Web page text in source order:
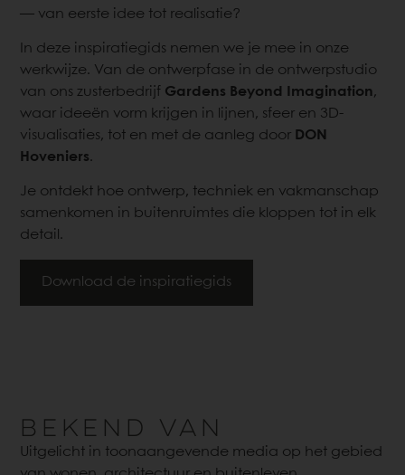
— van eerste idee tot realisatie?
In deze inspiratiegids nemen we je mee in onze
werkwijze. Van de ontwerpfase in de ontwerpstudio
van ons zusterbedrijf Gardens Beyond Imagination ,
waar ideeën vorm krijgen in lijnen, sfeer en 3D-
visualisaties, tot en met de aanleg door DON
Hoveniers.
Je ontdekt hoe ontwerp, techniek en vakmanschap
samenkomen in buitenruimtes die kloppen tot in elk
detail.
Download de inspiratiegids
BEKEND VAN
Uitgelicht in toonaangevende media op het gebied